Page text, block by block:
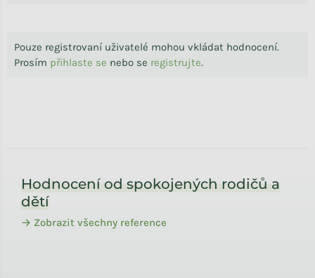
Pouze registrovaní uživatelé mohou vkládat hodnocení.
Prosím přihlaste se nebo se registrujte.
Hodnocení od spokojených rodičů a
dětí
→ Zobrazit všechny reference